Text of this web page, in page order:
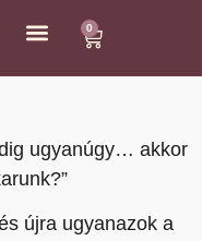
0
ugyanúgy… akkor
újra ugyanazok a